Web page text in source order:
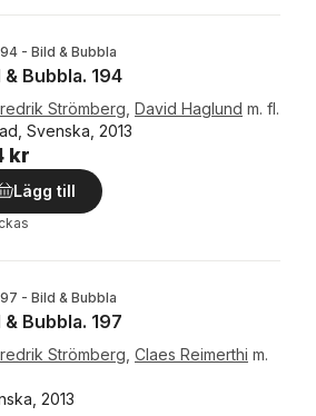
- Bild & Bubbla
& Bubbla. 194
Strömberg David Haglund m. fl.
Svenska, 2013
kr
Lägg till
- Bild & Bubbla
& Bubbla. 197
Strömberg Claes Reimerthi m.
2013